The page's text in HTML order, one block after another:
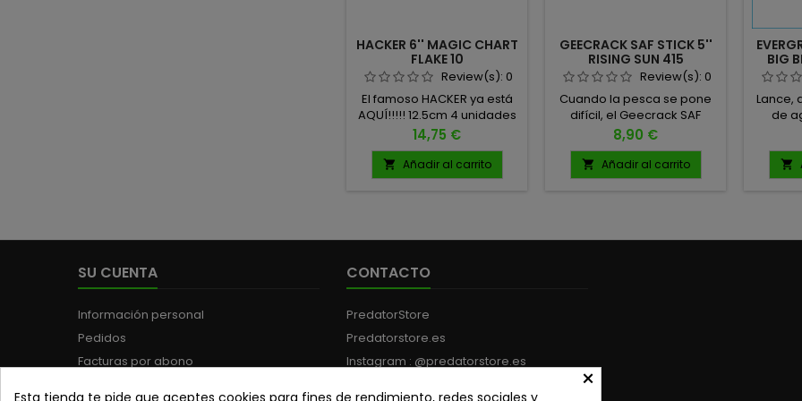
HACKER 6'' MAGIC CHART
FLAKE 10
Review(s): 0
El famoso HACKER ya está
AQUÍ!!!!! 12.5cm 4 unidades
por pack
Precio
14,75 €
 Añadir al carrito
GEECRACK SAF STICK 5''
RISING SUN 415
Review(s): 0
Cuando la pesca se pone
difícil, el Geecrack SAF
Stick entra en juego.
Este stickbait blando
altamente efectivo ha sido
diseñado para provocar
fórmula SAF (Salt, Aminos,
Precio
8,90 €
 Añadir al carrito
BIG
Lance,
de
magia
se

SU CUENTA
Información personal
Pedidos
Facturas por abono
CONTACTO
PredatorStore
Predatorstore.es
Instagram : @predatorstore.es
×
Esta tienda te pide que aceptes cookies para fines de rendimiento, redes sociales y